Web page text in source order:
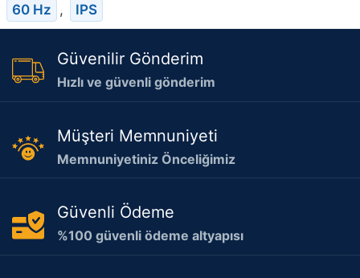
60 Hz
, IPS
Güvenilir Gönderim
Hızlı ve güvenli gönderim
Müşteri Memnuniyeti
Memnuniyetiniz Önceliğimiz
Güvenli Ödeme
%100 güvenli ödeme altyapısı